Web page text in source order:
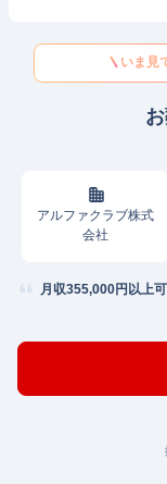
いま見
アルファクラブ株式
会社
月収355,000円以上